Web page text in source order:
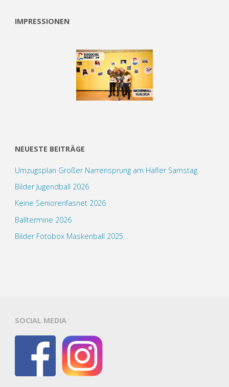
IMPRESSIONEN
NEUESTE BEITRÄGE
Umzugsplan Großer Narrensprung am Häfler Samstag
Bilder Jugendball 2026
Keine Seniorenfasnet 2026
Balltermine 2026
Bilder Fotobox Maskenball 2025
SOCIAL MEDIA